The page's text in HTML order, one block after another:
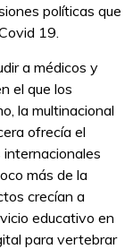
políticas que
19.
a médicos y
el que los
la multinacional
ofrecía el
más de la
crecían a
educativo en
para vertebrar